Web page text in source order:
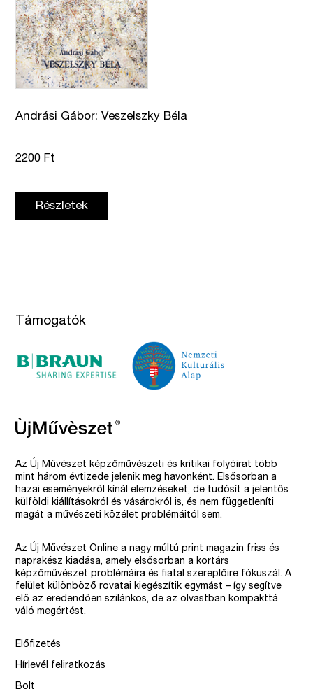
Andrási Gábor: Veszelszky Béla
2200 Ft
Részletek
Támogatók
Az Új Művészet képzőművészeti és kritikai folyóirat több
mint három évtizede jelenik meg havonként. Elsősorban a
hazai eseményekről kínál elemzéseket, de tudósít a jelentős
külföldi kiállításokról és vásárokról is, és nem függetleníti
magát a művészeti közélet problémáitól sem.
Az Új Művészet Online a nagy múltú print magazin friss és
naprakész kiadása, amely elsősorban a kortárs
képzőművészet problémáira és fiatal szereplőire fókuszál. A
felület különböző rovatai kiegészítik egymást – így segítve
elő az eredendően szilánkos, de az olvastban kompakttá
váló megértést.
Előfizetés
Hírlevél feliratkozás
Bolt